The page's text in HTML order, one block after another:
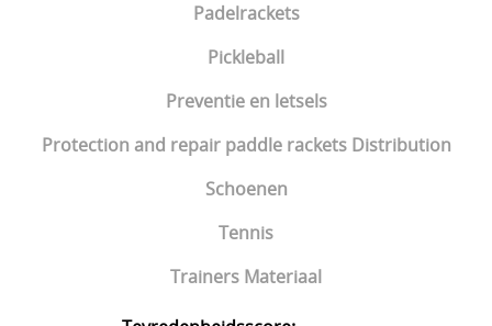
Padelrackets
Pickleball
Preventie en letsels
Protection and repair paddle rackets Distribution
Schoenen
Tennis
Trainers Materiaal